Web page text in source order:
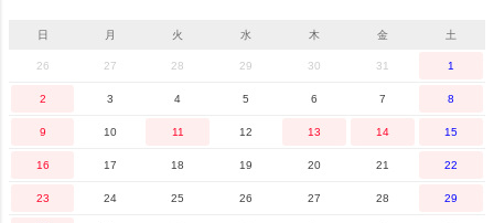
日 月 火 水 木 金 土
26 27 28 29 30 31 1
2 3 4 5 6 7 8
9 10 11 12 13 14 15
16 17 18 19 20 21 22
23 24 25 26 27 28 29